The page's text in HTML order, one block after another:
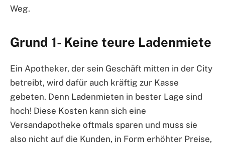
Weg.
Grund 1- Keine teure Ladenmiete
Ein Apotheker, der sein Geschäft mitten in der City
betreibt, wird dafür auch kräftig zur Kasse
gebeten. Denn Ladenmieten in bester Lage sind
hoch! Diese Kosten kann sich eine
Versandapotheke oftmals sparen und muss sie
also nicht auf die Kunden, in Form erhöhter Preise,